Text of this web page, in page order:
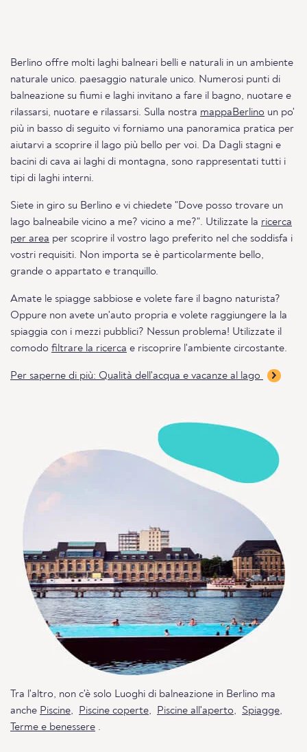
Berlino offre molti laghi balneari belli e naturali in un ambiente
naturale unico. paesaggio naturale unico. Numerosi punti di
balneazione su fiumi e laghi invitano a fare il bagno, nuotare e
rilassarsi, nuotare e rilassarsi. Sulla nostra mappaBerlino un po'
più in basso di seguito vi forniamo una panoramica pratica per
aiutarvi a scoprire il lago più bello per voi. Da Dagli stagni e
bacini di cava ai laghi di montagna, sono rappresentati tutti i
tipi di laghi interni.
Siete in giro su Berlino e vi chiedete "Dove posso trovare un
lago balneabile vicino a me? vicino a me?". Utilizzate la ricerca
per area per scoprire il vostro lago preferito nel che soddisfa i
vostri requisiti. Non importa se è particolarmente bello,
grande o appartato e tranquillo.
Amate le spiagge sabbiose e volete fare il bagno naturista?
Oppure non avete un'auto propria e volete raggiungere la la
spiaggia con i mezzi pubblici? Nessun problema! Utilizzate il
comodo filtrare la ricerca e riscoprire l'ambiente circostante.
Per saperne di più: Qualità dell'acqua e vacanze al lago
Tra l'altro, non c'è solo Luoghi di balneazione in Berlino ma
anche Piscine, Piscine coperte, Piscine all'aperto, Spiagge,
Terme e benessere .